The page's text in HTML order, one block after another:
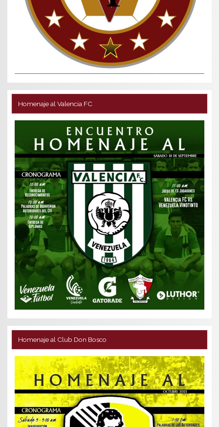
Homenaje al Valencia FC
Homenaje al Club Don Bosco